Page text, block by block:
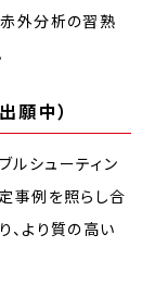
外分析の習熟
願中）
ルシューティン
事例を照らし合
、より質の高い